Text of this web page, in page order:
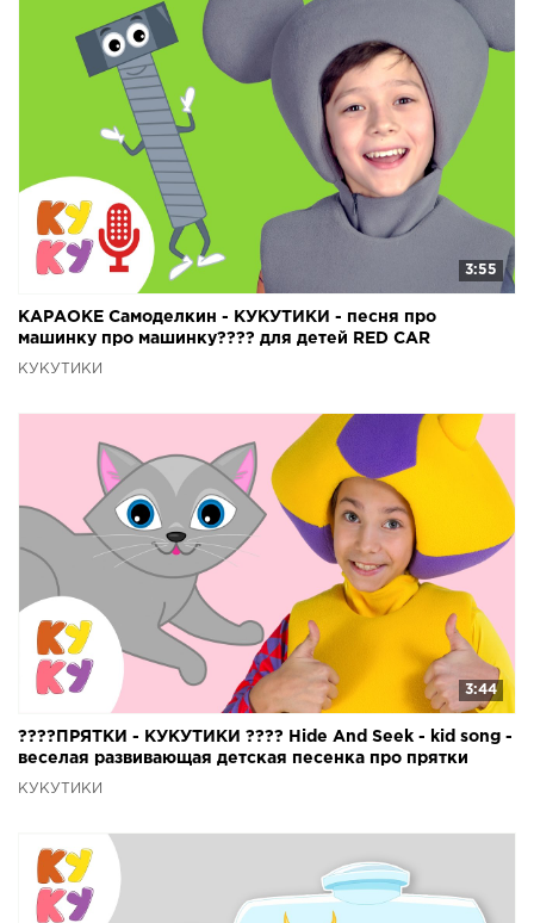
3:55
КАРАОКЕ Самоделкин - КУКУТИКИ - песня про
машинку про машинку???? для детей RED CAR
КУКУТИКИ
3:44
????ПРЯТКИ - КУКУТИКИ ???? Hide And Seek - kid song -
веселая развивающая детская песенка про прятки
КУКУТИКИ